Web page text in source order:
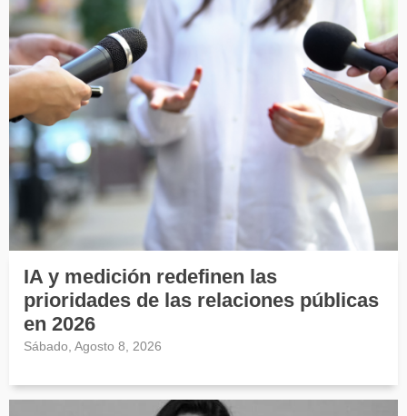
IA y medición redefinen las
prioridades de las relaciones públicas
en 2026
Sábado, Agosto 8, 2026